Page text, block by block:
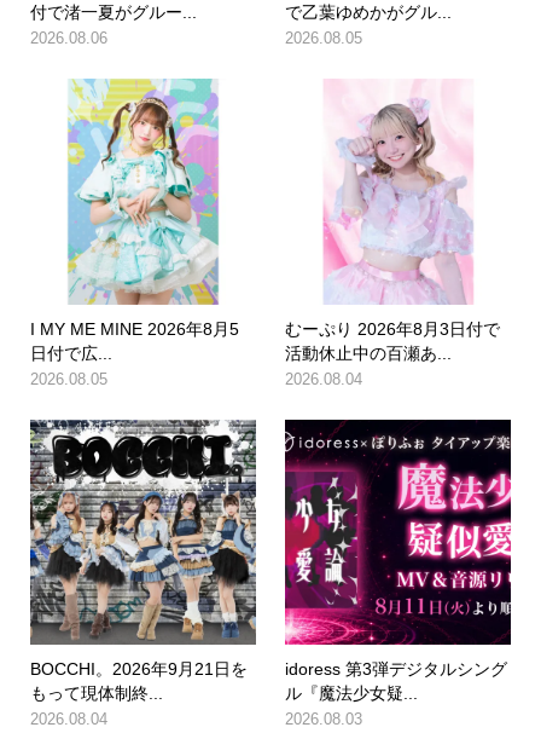
付で渚一夏がグルー...
2026.08.06
で乙葉ゆめかがグル...
2026.08.05
I MY ME MINE 2026年8月5
日付で広...
2026.08.05
むーぷり 2026年8月3日付で
活動休止中の百瀬あ...
2026.08.04
BOCCHI。2026年9月21日を
もって現体制終...
2026.08.04
idoress 第3弾デジタルシング
ル『魔法少女疑...
2026.08.03